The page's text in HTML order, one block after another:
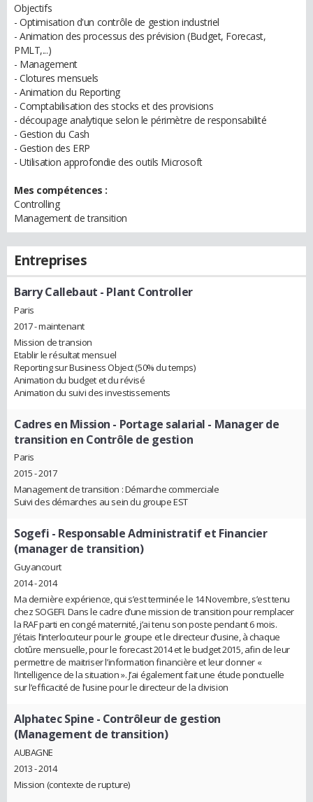
Objectifs
- Optimisation d'un contrôle de gestion industriel
- Animation des processus des prévision (Budget, Forecast,
PMLT,...)
- Management
- Clotures mensuels
- Animation du Reporting
- Comptabilisation des stocks et des provisions
- découpage analytique selon le périmètre de responsabilité
- Gestion du Cash
- Gestion des ERP
- Utilisation approfondie des outils Microsoft
Mes compétences :
Controlling
Management de transition
Entreprises
Barry Callebaut - Plant Controller
Paris
2017 - maintenant
Mission de transion
Etablir le résultat mensuel
Reporting sur Business Object (50% du temps)
Animation du budget et du révisé
Animation du suivi des investissements
Cadres en Mission - Portage salarial - Manager de
transition en Contrôle de gestion
Paris
2015 - 2017
Management de transition : Démarche commerciale
Suivi des démarches au sein du groupe EST
Sogefi - Responsable Administratif et Financier
(manager de transition)
Guyancourt
2014 - 2014
Ma dernière expérience, qui s’est terminée le 14 Novembre, s’est tenu
chez SOGEFI. Dans le cadre d’une mission de transition pour remplacer
la RAF parti en congé maternité, j’ai tenu son poste pendant 6 mois.
J’étais l’interlocuteur pour le groupe et le directeur d’usine, à chaque
clotûre mensuelle, pour le forecast 2014 et le budget 2015, afin de leur
permettre de maitriser l’information financière et leur donner «
l’intelligence de la situation ». J’ai également fait une étude ponctuelle
sur l’efficacité de l’usine pour le directeur de la division
Alphatec Spine - Contrôleur de gestion
(Management de transition)
AUBAGNE
2013 - 2014
Mission (contexte de rupture)